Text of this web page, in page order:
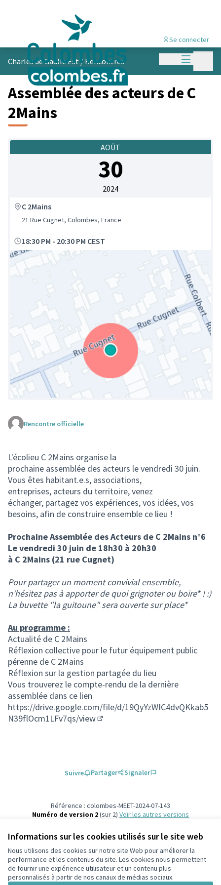
Informations sur les cookies utilisés sur le site web
Nous utilisons des cookies sur notre site Web pour améliorer la
performance et les contenus du site. Les cookies nous permettent
de fournir une expérience utilisateur et un contenu plus
personnalisés à partir de nos canaux de médias sociaux.
Menu
Se connecter
Charles de Gaulle Est/ Rencontres
Assemblée des acteurs de C
2Mains
AOÛT
30
2024
C 2Mains
21 Rue Cugnet, Colombes, France
18:30 PM - 20:30 PM CEST
(Lien externe)
Rencontre officielle
L'écolieu C 2Mains organise la
prochaine assemblée des acteurs le vendredi 30 juin.
Vous êtes habitant.e.s, associations,
entreprises, acteurs du territoire, venez
échanger, partagez vos expériences, vos idées, vos
besoins, afin de construire ensemble ce lieu !
Prochaine Assemblée des Acteurs de C 2Mains n°6
Le vendredi 30 juin de 18h30 à 20h30
à C 2Mains (21 rue Cugnet)
Pour partager un moment convivial ensemble,
n'hésitez pas à apporter de quoi grignoter ou boire* ! :)
La buvette "la guitoune" sera ouverte sur place*
Au programme :
Actualité de C 2Mains
Réflexion collective pour le futur équipement public
pérenne de C 2Mains
Réflexion sur la gestion partagée du lieu
Vous trouverez le compte-rendu de la dernière
assemblée dans ce lien
https://drive.google.com/file/d/19QyYzWIC4dvQKkab5
N39flOcm1LFv7qs/view
Suivre Partager Signaler
Référence : colombes-MEET-2024-07-143
Numéro de version 2(sur 2)
voir les autres versions
Conditions d'utilisation
Paramètres des cookies
participons.colombes.fr sur Facebook